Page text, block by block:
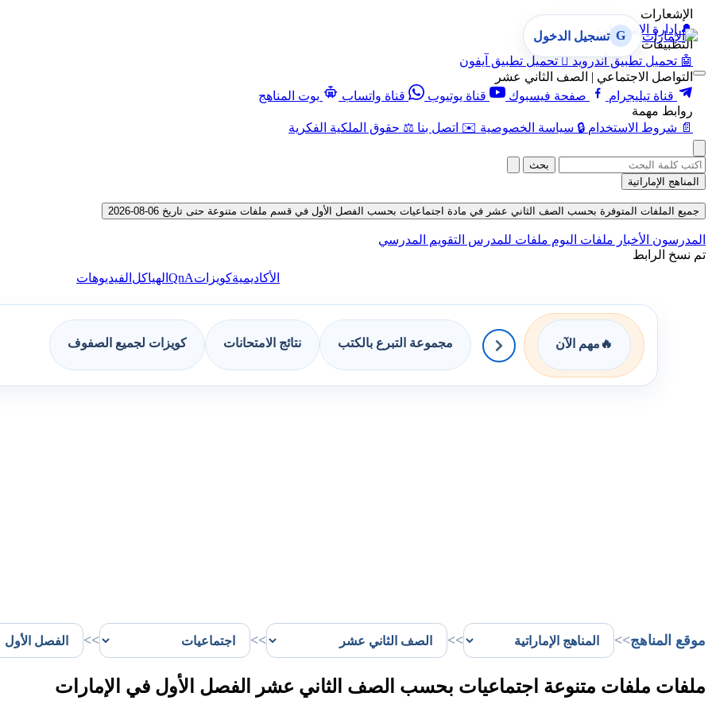
الإشعارات
🔔 إدارة الإشعارات
التطبيقات
🤖 تحميل تطبيق أندرويد  تحميل تطبيق آيفون
التواصل الاجتماعي | الصف الثاني عشر
قناة تيليجرام
صفحة فيسبوك قناة يوتيوب قناة واتساب
بوت المناهج
روابط مهمة
📄 شروط الاستخدام 🔒 سياسة الخصوصية ✉️ اتصل بنا ⚖️ حقوق الملكية الفكرية
G تسجيل الدخول
بحث
المناهج الإماراتية
جميع الملفات المتوفرة بحسب الصف الثاني عشر في مادة اجتماعيات بحسب الفصل الأول في قسم ملفات متنوعة حتى تاريخ 06-08-2026
المدرسون الأخبار ملفات اليوم ملفات للمدرس التقويم المدرسي
تم نسخ الرابط
الأكاديميةكويزاتQnA الهياكل الفيديوهات
🔥 مهم الآن مجموعة التبرع بالكتب نتائج الامتحانات كويزات لجميع الصفوف
موقع المناهج>>
>>
>>
>>
ملفات ملفات متنوعة اجتماعيات بحسب الصف الثاني عشر الفصل الأول في الإمارات